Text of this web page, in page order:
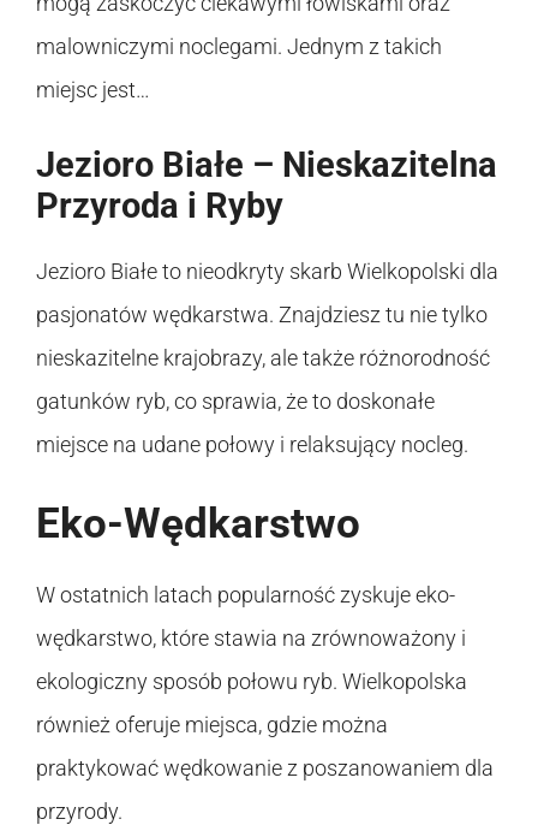
malowniczymi noclegami. Jednym z takich
miejsc jest…
Jezioro Białe – Nieskazitelna
Przyroda i Ryby
Jezioro Białe to nieodkryty skarb Wielkopolski dla
pasjonatów wędkarstwa. Znajdziesz tu nie tylko
nieskazitelne krajobrazy, ale także różnorodność
gatunków ryb, co sprawia, że to doskonałe
miejsce na udane połowy i relaksujący nocleg.
Eko-Wędkarstwo
W ostatnich latach popularność zyskuje eko-
wędkarstwo, które stawia na zrównoważony i
ekologiczny sposób połowu ryb. Wielkopolska
również oferuje miejsca, gdzie można
praktykować wędkowanie z poszanowaniem dla
przyrody.